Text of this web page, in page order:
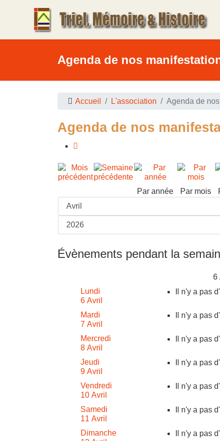
Agenda de nos
Accueil L'association Agenda de
Agenda de nos
Par année Par mois
Évènements pendant la
6
Lundi
6 Avril
Il n'y a pas
Mardi
7 Avril
Il n'y a pas
Mercredi
8 Avril
Il n'y a pas
Jeudi
9 Avril
Il n'y a pas
Vendredi
10 Avril
Il n'y a pas
Samedi
11 Avril
Il n'y a pas
Dimanche
Il n'y a pas